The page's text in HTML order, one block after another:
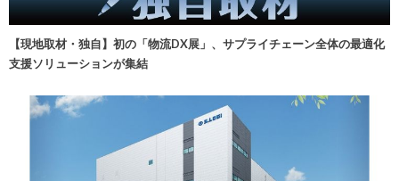
【現地取材・独自】初の「物流DX展」、サプライチェーン全体の最適化
支援ソリューションが集結